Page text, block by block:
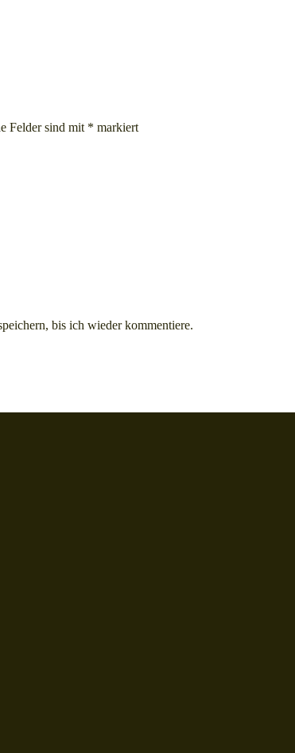
Felder sind mit * markiert
bis ich wieder kommentiere.